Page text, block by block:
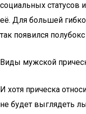
социальных статусов
её. Для большей
так появился
Виды мужской
И хотя прическа
не будет выглядеть